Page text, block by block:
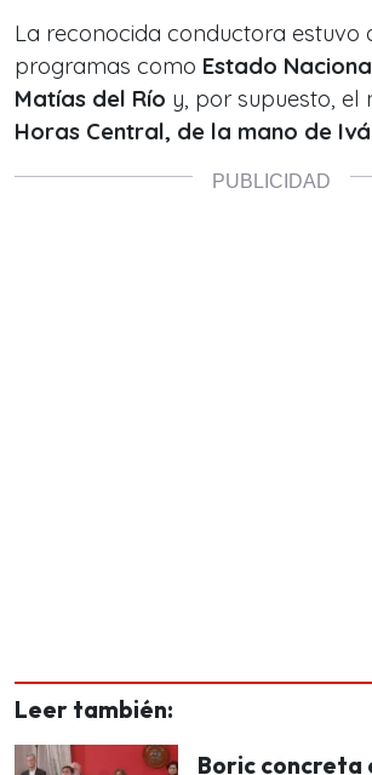
La reconocida conductora estuvo
programas como Estado
Matías del Río y, por supuesto, el
Horas Central, de la mano de
Leer también:
Boric concreta